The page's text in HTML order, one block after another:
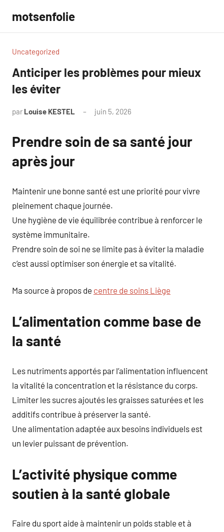
contenu
motsenfolie
Uncategorized
Anticiper les problèmes pour mieux
les éviter
par Louise KESTEL juin 5, 2026
Prendre soin de sa santé jour
après jour
Maintenir une bonne santé est une priorité pour vivre
pleinement chaque journée.
Une hygiène de vie équilibrée contribue à renforcer le
système immunitaire.
Prendre soin de soi ne se limite pas à éviter la maladie
c’est aussi optimiser son énergie et sa vitalité.
Ma source à propos de centre de soins Liège
L’alimentation comme base de
la santé
Les nutriments apportés par l’alimentation influencent
la vitalité la concentration et la résistance du corps.
Limiter les sucres ajoutés les graisses saturées et les
additifs contribue à préserver la santé.
Une alimentation adaptée aux besoins individuels est
un levier puissant de prévention.
L’activité physique comme
soutien à la santé globale
Faire du sport aide à maintenir un poids stable et à